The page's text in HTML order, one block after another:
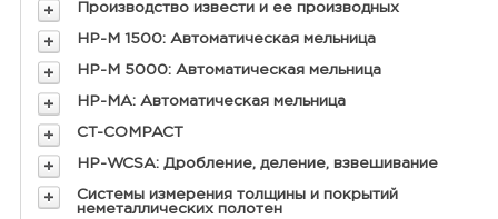
Производство извести и ее производных
HP-M 1500: Автоматическая мельница
HP-M 5000: Автоматическая мельница
HP-MA: Автоматическая мельница
CT-COMPACT
HP-WCSA: Дробление, деление, взвешивание
Системы измерения толщины и покрытий
неметаллических полотен